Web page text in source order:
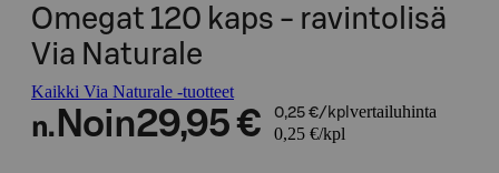
Omegat 120 kaps - ravintolisä
Via Naturale
Kaikki Via Naturale -tuotteet
n. Noin29,95 € 0,25 €/kpl vertailuhinta
0,25 €/kpl